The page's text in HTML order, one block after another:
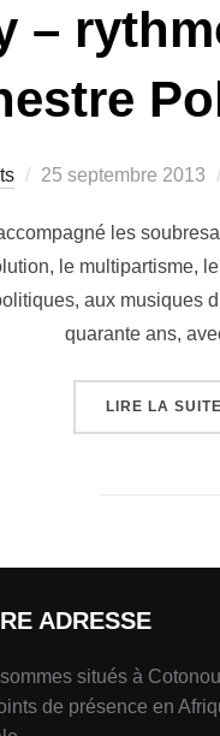
–
25 septembre 2013
les
le
aux musiques
quarante ans,
LIRE LA
ADRESSE
situés à
de présence en